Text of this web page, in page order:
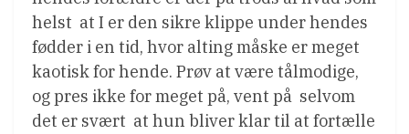
helst  at I er den sikre klippe under hendes
fødder i en tid, hvor alting måske er meget
kaotisk for hende. Prøv at være tålmodige,
og pres ikke for meget på, vent på  selvom
det er svært  at hun bliver klar til at fortælle